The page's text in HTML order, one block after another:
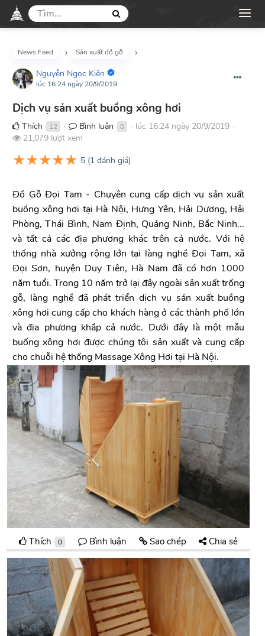
News Feed Sản xuất đồ gỗ
Nguyễn Ngọc Kiên
lúc 16:24 ngày 20/9/2019
Dịch vụ sản xuất buồng xông hơi
Thích 12 ● Bình luận 0 ● lúc 16:24 ngày 20/9/2019 ●
21,079 lượt xem
★★★★★ 5 (1 đánh giá)
Đồ Gỗ Đọi Tam - Chuyên cung cấp dịch vụ sản xuất
buồng xông hơi tại Hà Nội, Hưng Yên, Hải Dương, Hải
Phòng, Thái Bình, Nam Định, Quảng Ninh, Bắc Ninh...
và tất cả các địa phương khác trên cả nước. Với hệ
thống nhà xưởng rộng lớn tại làng nghề Đọi Tam, xã
Đọi Sơn, huyện Duy Tiên, Hà Nam đã có hơn 1000
năm tuổi. Trong 10 năm trở lại đây ngoài sản xuất trống
gỗ, làng nghề đã phát triển dịch vụ sản xuất buồng
xông hơi cung cấp cho khách hàng ở các thành phố lớn
và địa phương khắp cả nước. Dưới đây là một mẫu
buống xông hơi được chúng tôi sản xuất và cung cấp
cho chuỗi hệ thống Massage Xông Hơi tại Hà Nội.
Thích 0 Bình luận Sao chép Chia sẻ